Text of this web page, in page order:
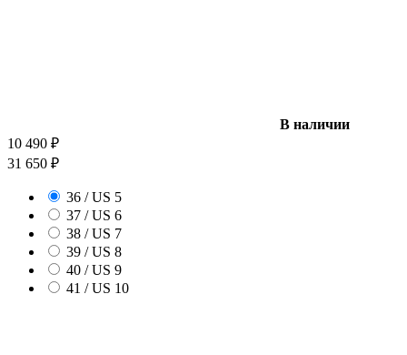
В наличии
10 490 ₽
31 650 ₽
36 / US 5
37 / US 6
38 / US 7
39 / US 8
40 / US 9
41 / US 10